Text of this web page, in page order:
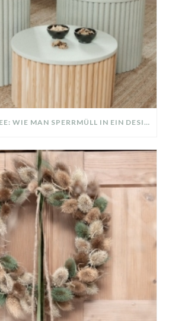
DIY UPCYLING IDEE: WIE MAN SPERRMÜLL IN EIN DESIGNER TEIL VERWANDELT